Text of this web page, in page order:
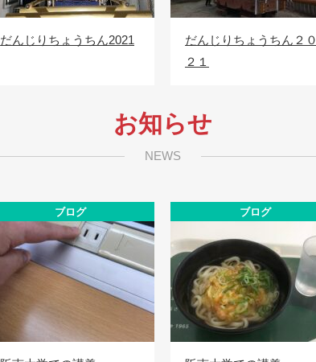
だんじりちょうちん2021
だんじりちょうちん２０
２１
お知らせ
NEWS
ブログ ブログ